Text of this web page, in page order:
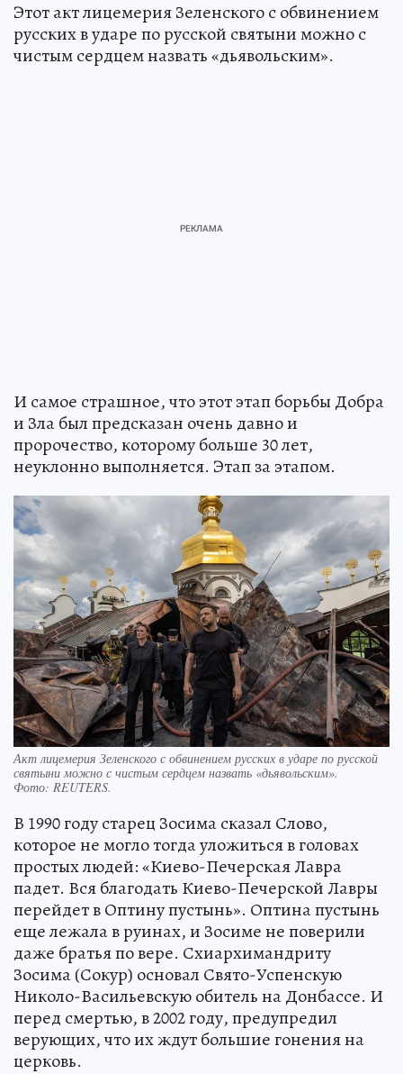
Этот акт лицемерия Зеленского с обвинением
русских в ударе по русской святыни можно с
чистым сердцем назвать «дьявольским».
И самое страшное, что этот этап борьбы Добра
и Зла был предсказан очень давно и
пророчество, которому больше 30 лет,
неуклонно выполняется. Этап за этапом.
Акт лицемерия Зеленского с обвинением русских в ударе по русской
святыни можно с чистым сердцем назвать «дьявольским».
Фото: REUTERS.
В 1990 году старец Зосима сказал Слово,
которое не могло тогда уложиться в головах
простых людей: «Киево-Печерская Лавра
падет. Вся благодать Киево-Печерской Лавры
перейдет в Оптину пустынь». Оптина пустынь
еще лежала в руинах, и Зосиме не поверили
даже братья по вере. Схиархимандриту
Зосима (Сокур) основал Свято-Успенскую
Николо-Васильевскую обитель на Донбассе. И
перед смертью, в 2002 году, предупредил
верующих, что их ждут большие гонения на
церковь.